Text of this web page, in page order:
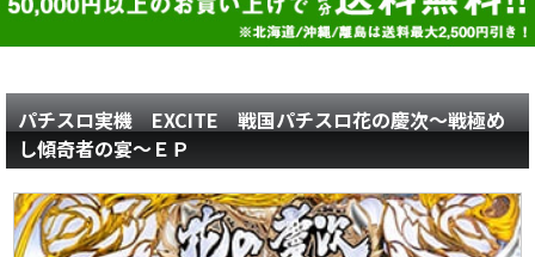
パチスロ実機 EXCITE 戦国パチスロ花の慶次～戦極め
し傾奇者の宴～ＥＰ